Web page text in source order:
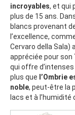
incroyables, et qui
plus de 15 ans.
blancs provenant
l’excellence,
Cervaro della Sala)
appréciée pour son
qui offre
plus que l’Ombrie
noble, peut-être la
lacs et à l’humidité